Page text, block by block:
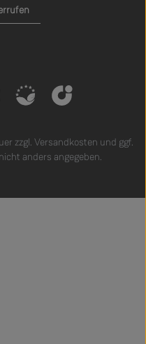
zzgl. Versandkosten und ggf.
anders angegeben.